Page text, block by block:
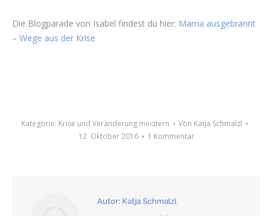
Die Blogparade von Isabel findest du hier: Mama ausgebrannt
– Wege aus der Krise
Kategorie: Krise und Veränderung meistern Von Katja Schmalzl
12. Oktober 2016
1 Kommentar
Autor: Katja Schmalzl